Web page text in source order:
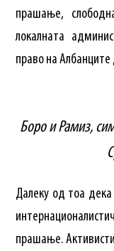
прашање,
локалната
право на Албанците
Боро и Рамиз,
Далеку од тоа
прашање.